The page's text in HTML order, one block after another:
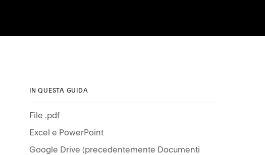
IN QUESTA GUIDA
File .pdf
Excel e PowerPoint
Google Drive (precedentemente Documenti